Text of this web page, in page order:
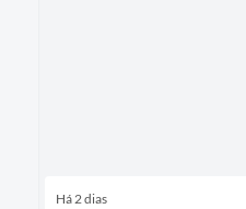
Há 2 dias